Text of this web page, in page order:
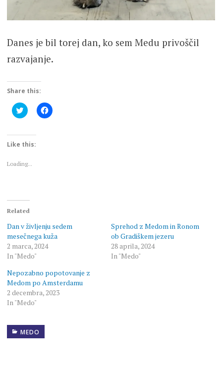
Danes je bil torej dan, ko sem Medu privoščil
razvajanje.
Share this:
Click
to
Twitter
(Opens
in
Click
to
Like this:
Loading...
Related
Dan v življenju sedem
mesečnega kuža
2 marca, 2024
In "Medo"
Sprehod z Medom in Ronom
ob Gradiškem jezeru
28 aprila, 2024
In "Medo"
Nepozabno popotovanje z
Medom po Amsterdamu
2 decembra, 2023
In "Medo"
MEDO